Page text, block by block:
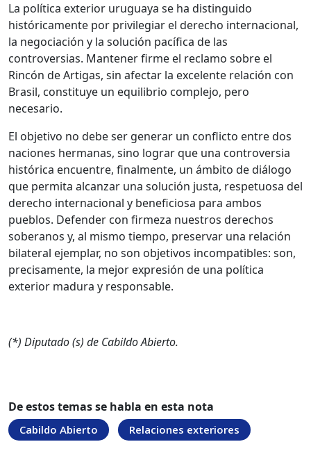
La política exterior uruguaya se ha distinguido
históricamente por privilegiar el derecho internacional,
la negociación y la solución pacífica de las
controversias. Mantener firme el reclamo sobre el
Rincón de Artigas, sin afectar la excelente relación con
Brasil, constituye un equilibrio complejo, pero
necesario.
El objetivo no debe ser generar un conflicto entre dos
naciones hermanas, sino lograr que una controversia
histórica encuentre, finalmente, un ámbito de diálogo
que permita alcanzar una solución justa, respetuosa del
derecho internacional y beneficiosa para ambos
pueblos. Defender con firmeza nuestros derechos
soberanos y, al mismo tiempo, preservar una relación
bilateral ejemplar, no son objetivos incompatibles: son,
precisamente, la mejor expresión de una política
exterior madura y responsable.
(*) Diputado (s) de Cabildo Abierto.
De estos temas se habla en esta nota
Cabildo Abierto Relaciones exteriores